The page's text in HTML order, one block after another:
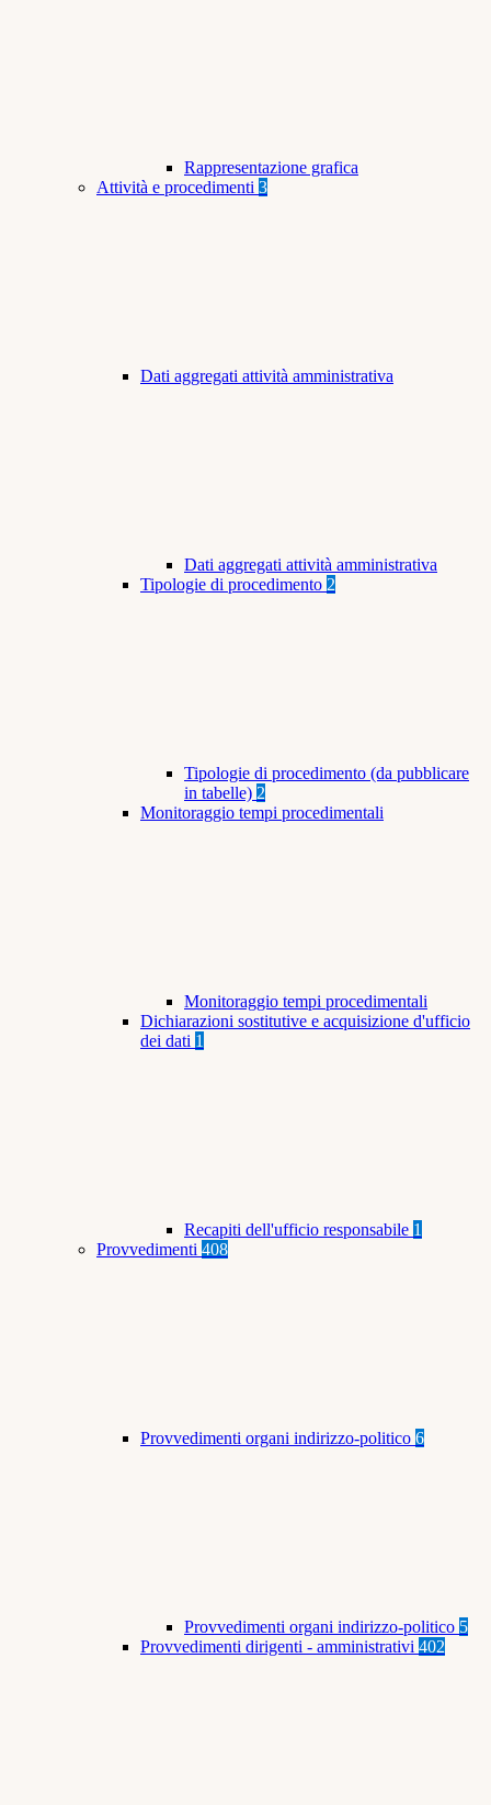
Rappresentazione grafica
Attività e procedimenti 3
Dati aggregati attività amministrativa
Dati aggregati attività amministrativa
Tipologie di procedimento 2
Tipologie di procedimento (da pubblicare
in tabelle) 2
Monitoraggio tempi procedimentali
Monitoraggio tempi procedimentali
Dichiarazioni sostitutive e acquisizione d'ufficio
dei dati 1
Recapiti dell'ufficio responsabile 1
Provvedimenti 408
Provvedimenti organi indirizzo-politico 6
Provvedimenti organi indirizzo-politico 5
Provvedimenti dirigenti - amministrativi 402